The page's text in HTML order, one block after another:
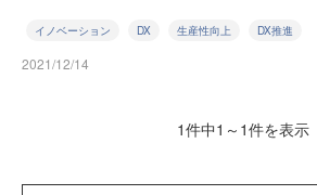
イノベーション DX 生産性向上 DX推進
2021/12/14
1件中1～1件を表示